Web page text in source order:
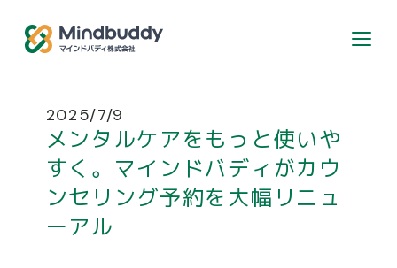
カウンセラー登録希望の方
ABOUT
2025/7/9
メンタルケアをもっと使いや
すく。マインドバディがカウ
ンセリング予約を大幅リニュ
ーアル